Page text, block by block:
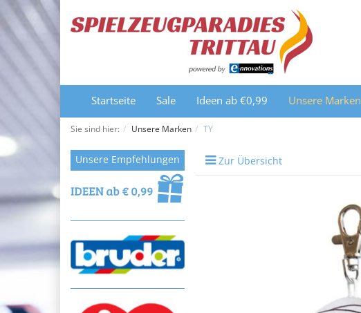
Startseite Sale Ideen ab €0,99 Unsere Marken
Sie sind hier: Unsere Marken TY
Unsere Empfehlungen Zur Übersicht